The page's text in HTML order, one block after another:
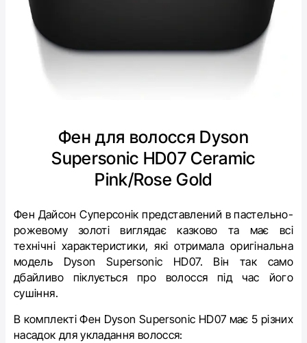
Фен для волосся Dyson
Supersonic HD07 Ceramic
Pink/Rose Gold
Фен Дайсон Суперсонік представлений в пастельно-
рожевому золоті виглядає казково та має всі
технічні характеристики, які отримала оригінальна
модель Dyson Supersonic HD07. Він так само
дбайливо піклується про волосся під час його
сушіння.
В комплекті Фен Dyson Supersonic HD07 має 5 різних
насадок для укладання волосся: